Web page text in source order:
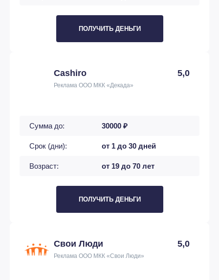
ПОЛУЧИТЬ ДЕНЬГИ
Cashiro 5,0
Реклама ООО МКК «Декада»
Сумма до: 30000 ₽
Срок (дни): от 1 до 30 дней
Возраст: от 19 до 70 лет
ПОЛУЧИТЬ ДЕНЬГИ
Свои Люди 5,0
Реклама ООО МКК «Свои Люди»